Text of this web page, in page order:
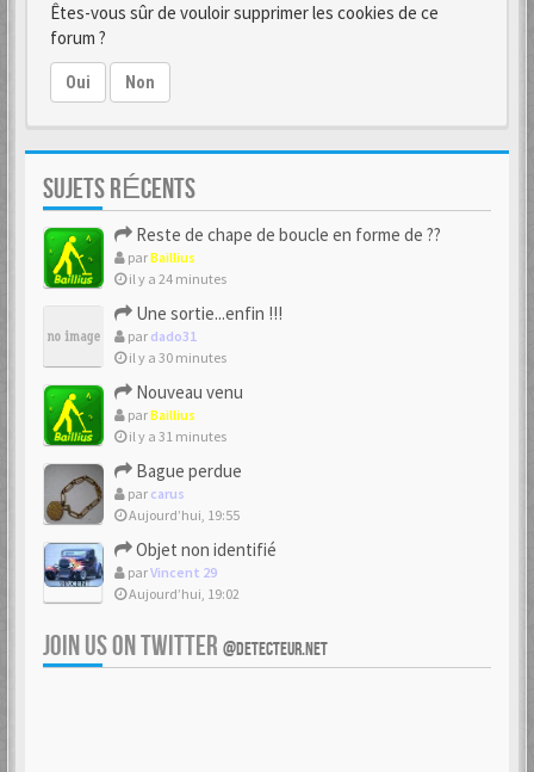
Êtes-vous sûr de vouloir supprimer les cookies de ce
forum ?
Oui Non
SUJETS RÉCENTS
Reste de chape de boucle en forme de ??
parBaillius
il y a 24 minutes
Une sortie...enfin !!!
par dado31
il y a 30 minutes
Nouveau venu
parBaillius
il y a 31 minutes
Bague perdue
par carus
Aujourd’hui, 19:55
Objet non identifié
parVincent 29
Aujourd’hui, 19:02
JOIN US ON TWITTER @DETECTEUR.NET